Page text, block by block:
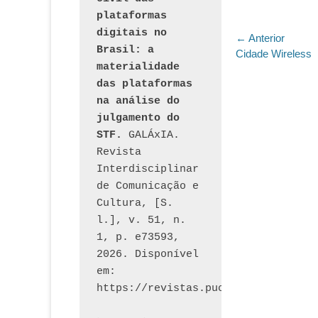
de
← Anterior
Post
Cidade Wireless
plataformas
digitais no
Brasil: a
materialidade
das plataformas
na análise do
julgamento do
STF.
GALÁxIA.
Revista
Interdisciplinar
de Comunicação e
Cultura, [S.
l.], v. 51, n.
1, p. e73593,
2026. Disponível
em: